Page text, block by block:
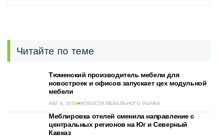
Читайте по теме
Тюменский производитель мебели для
новостроек и офисов запускает цех модульной
мебели
АВГ 6, 2026 НОВОСТИ МЕБЕЛЬНОГО РЫНКА
Меблировка отелей сменила направление с
центральных регионов на Юг и Северный
Кавказ